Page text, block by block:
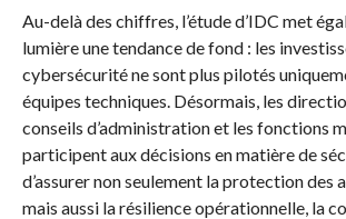
Au-delà des chiffres, l’étude d’IDC met
lumière une tendance de fond : les
cybersécurité ne sont plus pilotés
équipes techniques. Désormais, les
conseils d’administration et les fonctions
participent aux décisions en matière de
d’assurer non seulement la protection des
mais aussi la résilience opérationnelle, la